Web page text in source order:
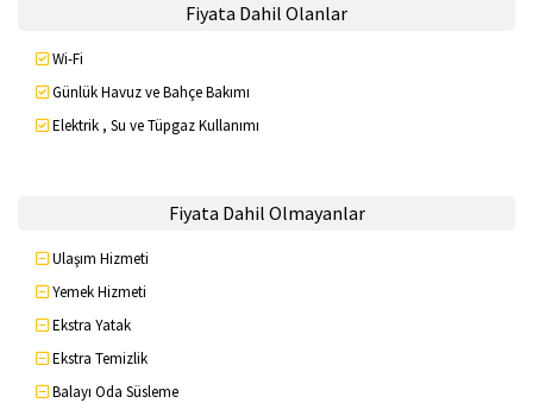
Fiyata Dahil Olanlar
Wi-Fi
Günlük Havuz ve Bahçe Bakımı
Elektrik , Su ve Tüpgaz Kullanımı
Fiyata Dahil Olmayanlar
Ulaşım Hizmeti
Yemek Hizmeti
Ekstra Yatak
Ekstra Temizlik
Balayı Oda Süsleme